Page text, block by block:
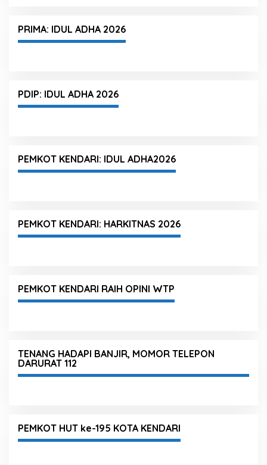
PRIMA: IDUL ADHA 2026
PDIP: IDUL ADHA 2026
PEMKOT KENDARI: IDUL ADHA2026
PEMKOT KENDARI: HARKITNAS 2026
PEMKOT KENDARI RAIH OPINI WTP
TENANG HADAPI BANJIR, MOMOR TELEPON
DARURAT 112
PEMKOT HUT ke-195 KOTA KENDARI